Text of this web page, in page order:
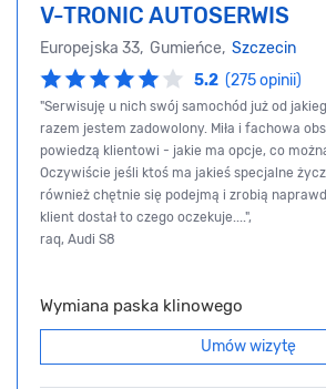
V-TRONIC AUTOSERWIS
Europejska 33, Gumieńce, Szczecin
5.2 (275 opinii)
"Serwisuję u nich swój samochód już od
razem jestem zadowolony. Miła i fachowa
powiedzą klientowi - jakie ma opcje, co
Oczywiście jeśli ktoś ma jakieś specjalne
również chętnie się podejmą i zrobią
klient dostał to czego oczekuje....",
raq, Audi S8
Wymiana paska klinowego
Umów wizytę